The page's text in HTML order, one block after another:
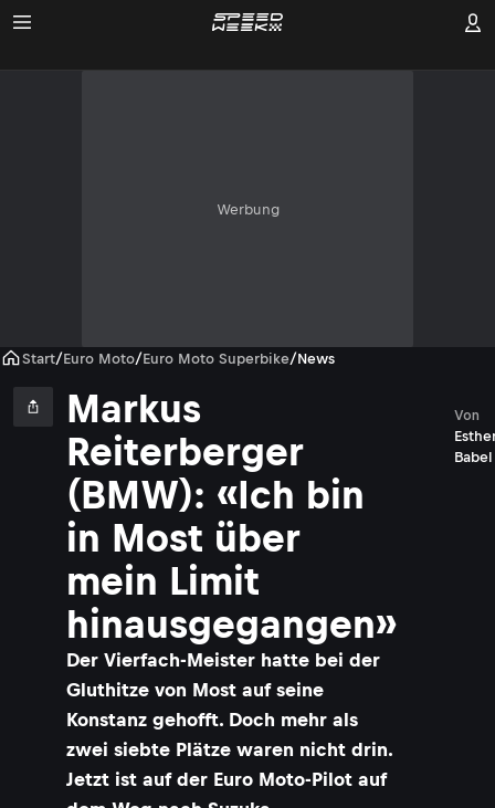
Werbung
Start/Euro Moto/Euro Moto Superbike/News
Markus
Reiterberger
(BMW): «Ich bin
in Most über
mein Limit
hinausgegangen»
Der Vierfach-Meister hatte bei der
Gluthitze von Most auf seine
Konstanz gehofft. Doch mehr als
zwei siebte Plätze waren nicht drin.
Jetzt ist auf der Euro Moto-Pilot auf
Babel
Von